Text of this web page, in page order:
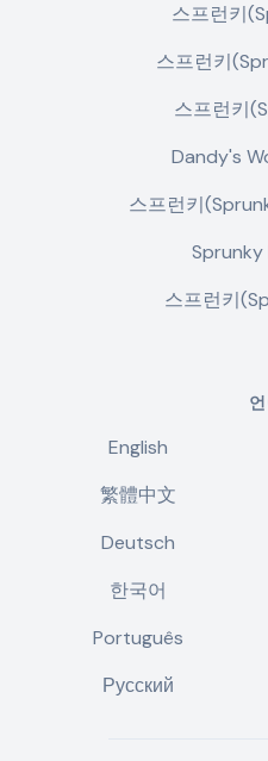
스프런키
스프런키
스프런키
Dandy's
스프런키
스프런키
English
繁體中文
Deutsch
한국어
Português
Русский